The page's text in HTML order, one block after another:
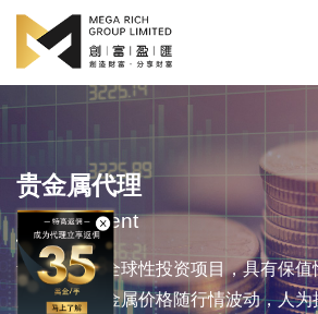
贵金属代理
Metals Agent
贵金属作为全球性投资项目，具有保
点。由于贵金属价格随行情波动，人